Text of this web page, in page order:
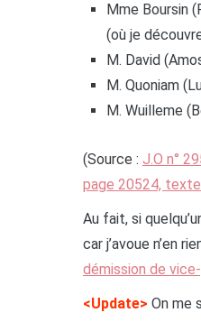
Mme Boursin
(où je
M. David
M. Quoniam
M. Wuilleme
(Source : J.O n°
page 20524, texte
Au fait, si
car j’avoue n’en
démission de
<Update> On me